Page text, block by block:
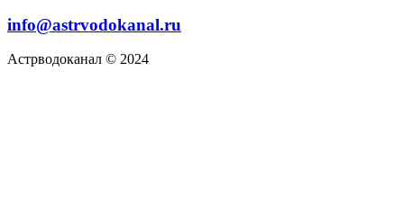
info@astrvodokanal.ru
Астрводоканал © 2024